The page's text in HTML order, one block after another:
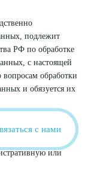
подлежит
РФ по обработке
с настоящей
обработки
и обязуется их
РФ в
или
с нами